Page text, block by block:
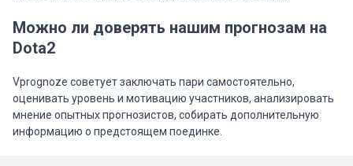
Можно ли доверять нашим прогнозам на
Dota2
Vprognoze советует заключать пари самостоятельно,
оценивать уровень и мотивацию участников, анализировать
мнение опытных прогнозистов, собирать дополнительную
информацию о предстоящем поединке.